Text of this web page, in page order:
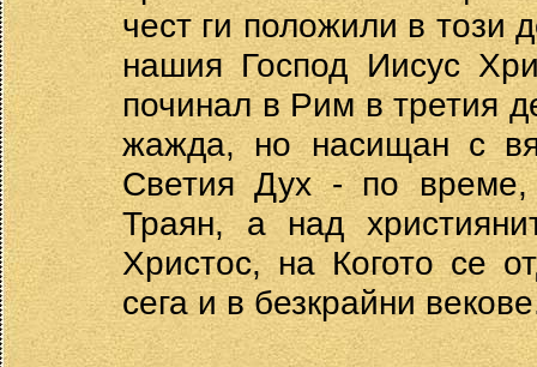
чест ги положили в този
нашия Господ Иисус
починал в Рим в третия
жажда, но насищан с
Светия Дух - по време,
Траян, а над
Христос, на Когото се
сега и в безкрайни